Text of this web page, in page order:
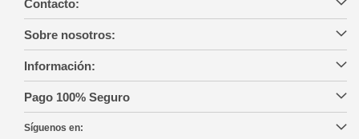
Contacto:
Sobre nosotros:
Información:
Pago 100% Seguro
Síguenos en: